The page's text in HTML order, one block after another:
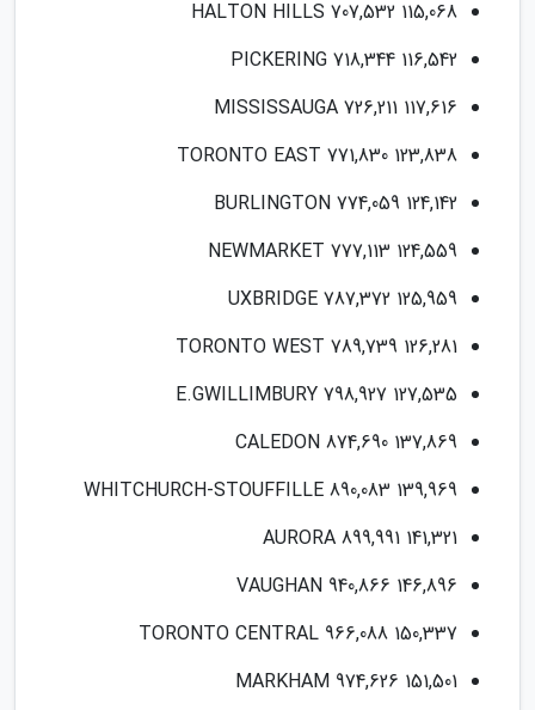
HALTON HILLS 707,532 115,068
PICKERING 718,344 116,542
MISSISSAUGA 726,211 117,616
TORONTO EAST 771,830 123,838
BURLINGTON 774,059 124,142
NEWMARKET 777,113 124,559
UXBRIDGE 787,372 125,959
TORONTO WEST 789,739 126,281
E.GWILLIMBURY 798,927 127,535
CALEDON 874,690 137,869
WHITCHURCH-STOUFFILLE 890,083 139,969
AURORA 899,991 141,321
VAUGHAN 940,866 146,896
TORONTO CENTRAL 966,088 150,337
MARKHAM 974,626 151,501